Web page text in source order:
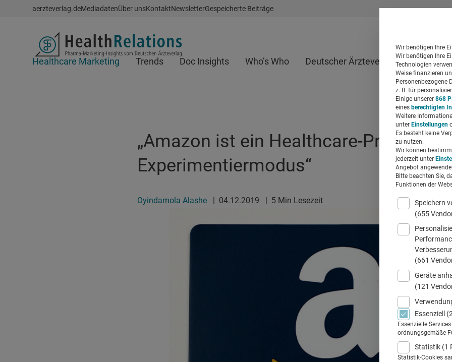
Schnellzugriff
aerzteverlag.deMediadatenÜber unsKontaktNewsletterGespeicherte Beiträge
Header
Healthcare Marketing Trends Doc Insights Who’s Who Deutscher Ärzteverlag
„Amazon ist ein Healthcare-Provider
Experimentiermodus“
Oyindamola Alashe | 04.12.2019 | 5 Min Lesezeit
Wir benötigen Ihre
Wir benötigen Ihre
Technologien
Weise finanzieren
Personenbezogene
z. B. für
Einige unserer 868
eines berechtigten
Weitere
unter Einstellungen
Es besteht keine
zu nutzen.
Wir können
jederzeit unter
Angebot
Bitte beachten Sie,
Funktionen der
Speichern
(655
(661
Geräte
(121
Essenziell
Essenzielle
ordnungsgemäße
Statistik (1
Statistik-Cookies